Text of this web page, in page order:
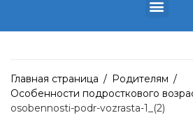
Главная страница / Родителям /
Особенности подросткового
osobennosti-podr-vozrasta-1_(2)